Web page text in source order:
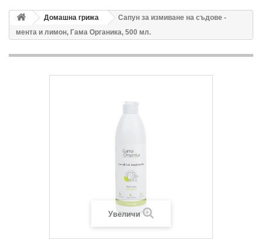
Домашна грижа
Сапун за измиване на съдове -
мента и лимон, Гама Органика, 500 мл.
Увеличи